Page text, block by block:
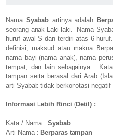
Nama Syababartinya adalah
seorang anak Laki-laki. Nama
huruf awal S dan terdiri atas 6
definisi, maksud atau makna
nama bayi (nama anak), nama
tempat, dan lain sebagainya.
tampan serta berasal dari Arab
arti Syabab tidak berkonotasi negatif
Informasi Lebih Rinci (Detil) :
Kata / Nama : Syabab
Arti Nama : Berparas tampan